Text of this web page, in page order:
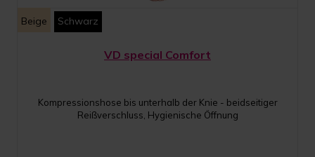
Beige Schwarz
VD special Comfort
Kompressionshose bis unterhalb der Knie - beidseitiger
Reißverschluss, Hygienische Öffnung